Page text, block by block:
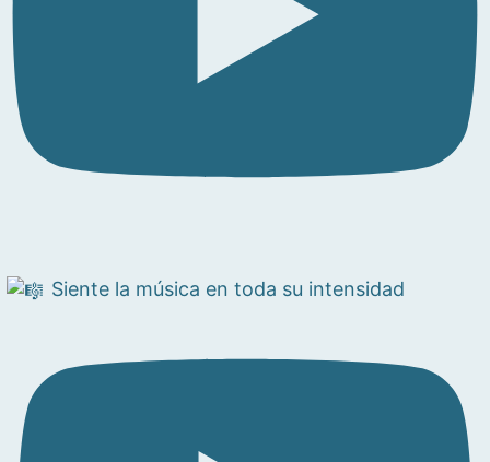
Siente la música en toda su intensidad